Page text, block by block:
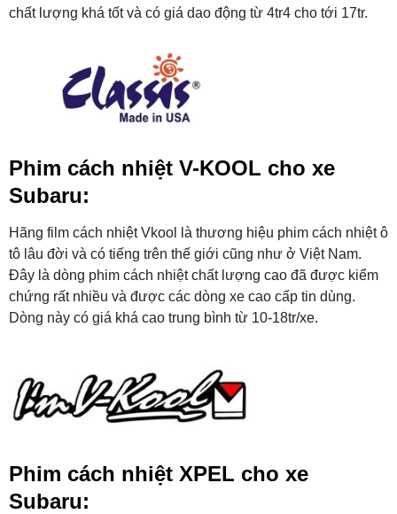
chất lượng khá tốt và có giá dao động từ 4tr4 cho tới 17tr.
Phim cách nhiệt V-KOOL cho xe
Subaru:
Hãng film cách nhiệt Vkool là thương hiệu phim cách nhiệt ô
tô lâu đời và có tiếng trên thế giới cũng như ở Việt Nam.
Đây là dòng phim cách nhiệt chất lượng cao đã được kiểm
chứng rất nhiều và được các dòng xe cao cấp tin dùng.
Dòng này có giá khá cao trung bình từ 10-18tr/xe.
Phim cách nhiệt XPEL cho xe
Subaru: